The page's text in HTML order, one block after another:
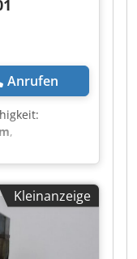
Anrufen
,
den Bildern
am Lager und
Motor:
Ajyvfqljmmerf
Kleinanzeige